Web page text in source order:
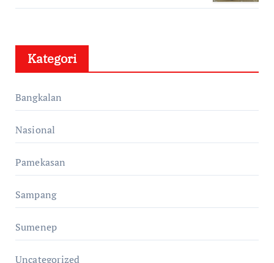
Kategori
Bangkalan
Nasional
Pamekasan
Sampang
Sumenep
Uncategorized